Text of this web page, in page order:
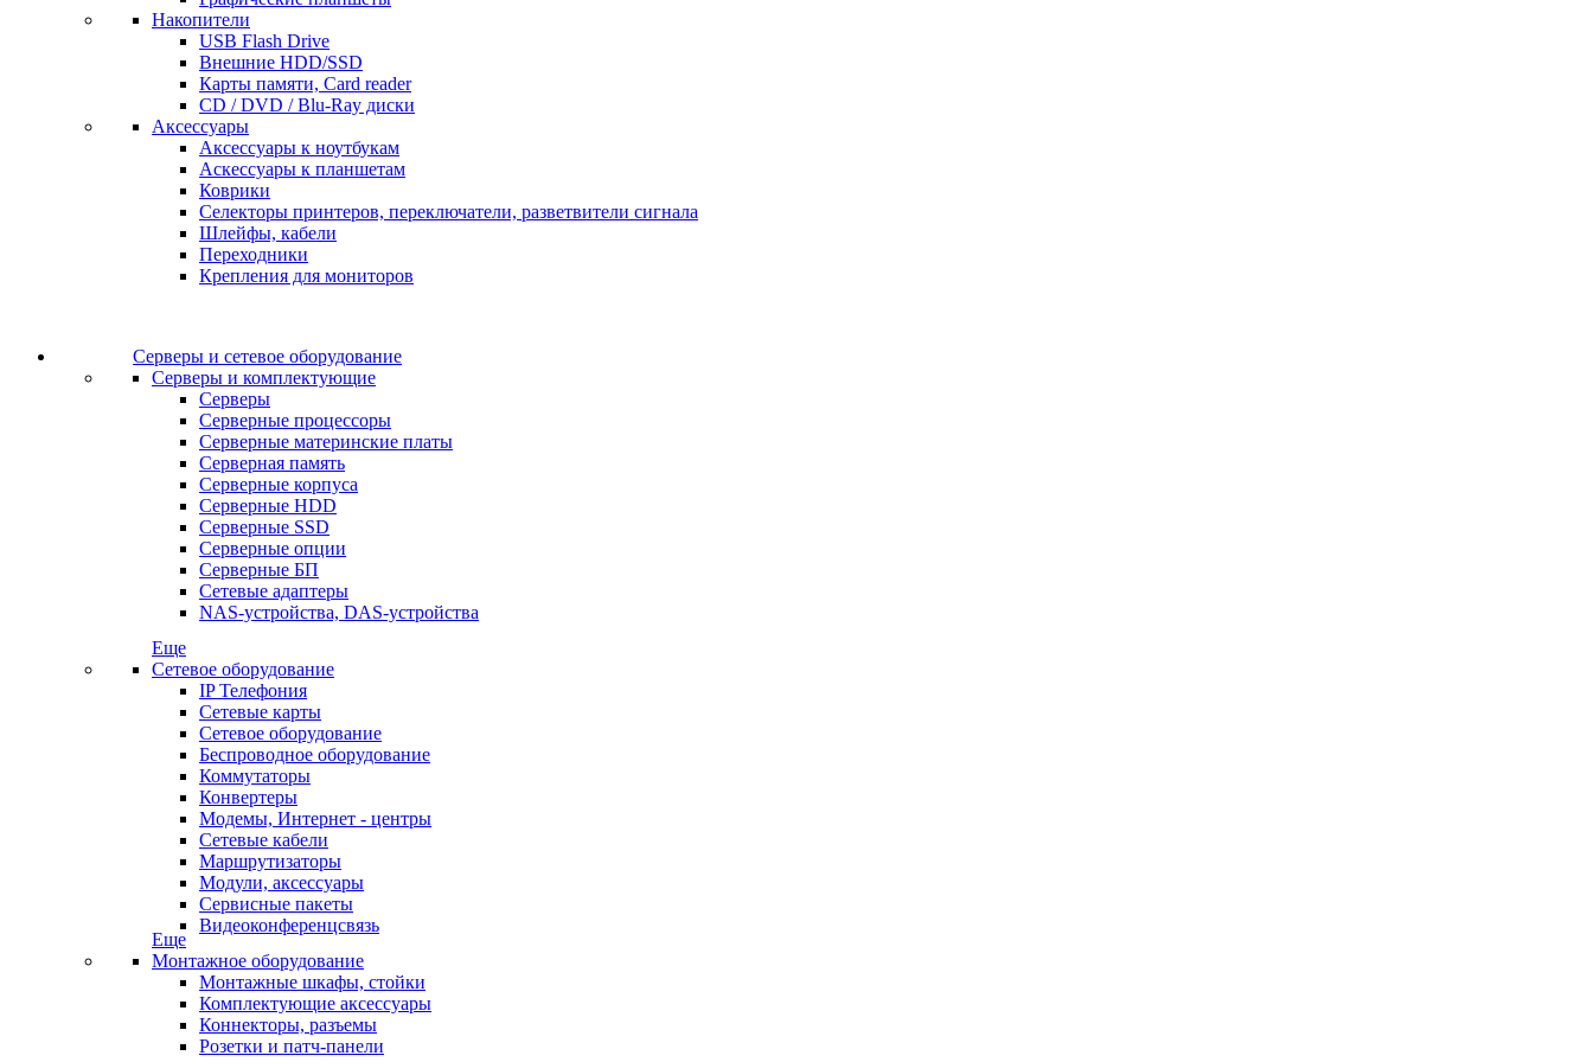
Накопители
USB Flash Drive
Внешние HDD/SSD
Карты памяти, Card reader
CD / DVD / Blu-Ray диски
Аксессуары
Аксессуары к ноутбукам
Аскессуары к планшетам
Коврики
Селекторы принтеров, переключатели, разветвители сигнала
Шлейфы, кабели
Переходники
Крепления для мониторов
Серверы и сетевое оборудование
Серверы и комплектующие
Серверы
Серверные процессоры
Серверные материнские платы
Серверная память
Серверные корпуса
Серверные HDD
Серверные SSD
Серверные опции
Серверные БП
Сетевые адаптеры
NAS-устройства, DAS-устройства
Еще
Сетевое оборудование
IP Телефония
Сетевые карты
Сетевое оборудование
Беспроводное оборудование
Коммутаторы
Конвертеры
Модемы, Интернет - центры
Сетевые кабели
Маршрутизаторы
Модули, аксессуары
Сервисные пакеты
Видеоконференцсвязь
Еще
Монтажное оборудование
Монтажные шкафы, стойки
Комплектующие аксессуары
Коннекторы, разъемы
Розетки и патч-панели